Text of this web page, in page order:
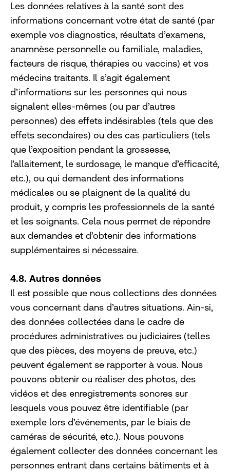
Les données relatives à la santé sont des
informations concernant votre état de santé (par
exemple vos diagnostics, résultats d’examens,
anamnèse personnelle ou familiale, maladies,
facteurs de risque, thérapies ou vaccins) et vos
médecins traitants. Il s’agit également
d’informations sur les personnes qui nous
signalent elles-mêmes (ou par d’autres
personnes) des effets indésirables (tels que des
effets secondaires) ou des cas particuliers (tels
que l’exposition pendant la grossesse,
l’allaitement, le surdosage, le manque d’efficacité,
etc.), ou qui demandent des informations
médicales ou se plaignent de la qualité du
produit, y compris les professionnels de la santé
et les soignants. Cela nous permet de répondre
aux demandes et d’obtenir des informations
supplémentaires si nécessaire.
4.8. Autres données
Il est possible que nous collections des données
vous concernant dans d’autres situations. Ain-si,
des données collectées dans le cadre de
procédures administratives ou judiciaires (telles
que des pièces, des moyens de preuve, etc.)
peuvent également se rapporter à vous. Nous
pouvons obtenir ou réaliser des photos, des
vidéos et des enregistrements sonores sur
lesquels vous pouvez être identifiable (par
exemple lors d’événements, par le biais de
caméras de sécurité, etc.). Nous pouvons
également collecter des données concernant les
personnes entrant dans certains bâtiments et à